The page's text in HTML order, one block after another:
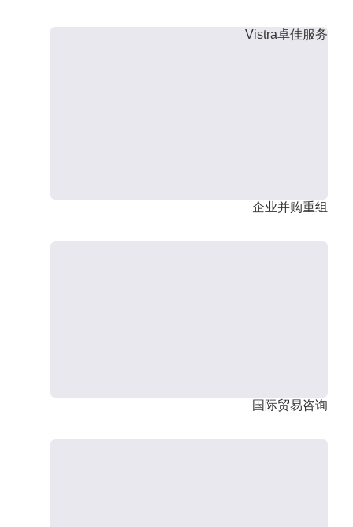
Vistra卓佳服务
企业并购重组
国际贸易咨询